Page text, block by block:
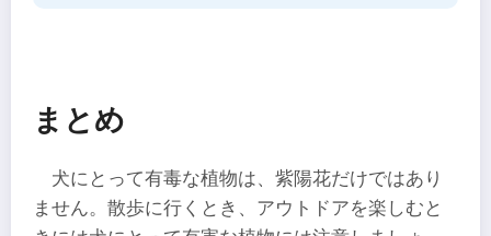
まとめ
犬にとって有毒な植物は、紫陽花だけではあり
ません。散歩に行くとき、アウトドアを楽しむと